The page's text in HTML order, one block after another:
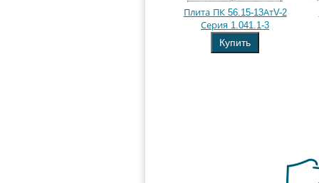
Плита ПК 56.15-13АтV-2
Серия 1.041.1-3
Купить